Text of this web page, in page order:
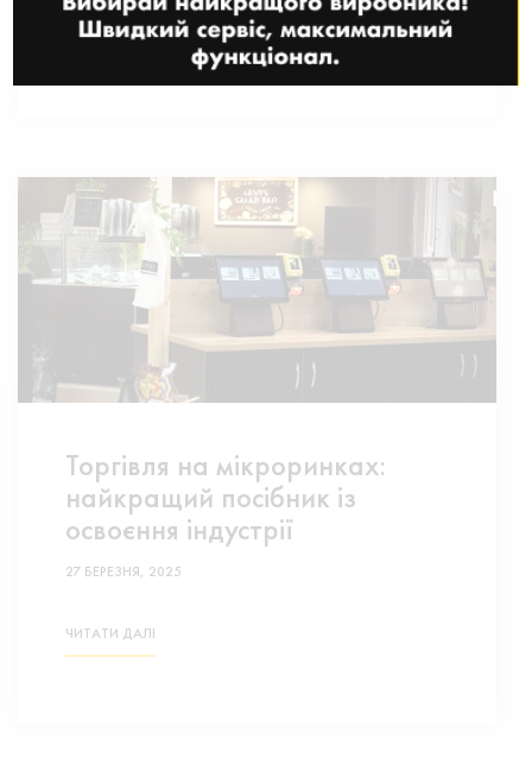
Торгівля на мікроринках:
найкращий посібник із
освоєння індустрії
27 БЕРЕЗНЯ, 2025
ЧИТАТИ ДАЛІ